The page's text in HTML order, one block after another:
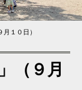
１０日）
（９月